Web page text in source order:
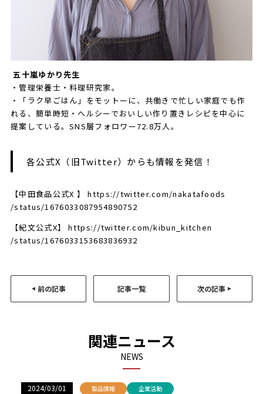
五十嵐ゆかり先生
・管理栄養士・料理研究家。
・「ラク早ごはん」をモットーに、共働きで忙しい家庭でも作
れる、簡単時短・ヘルシーでおいしい作り置きレシピを中心に
提案している。SNS層フォロワー72.8万人。
各公式X（旧Twitter）からも情報を発信！
【中田食品公式X 】https://twitter.com/nakatafoods
/status/1676033087954890752
【紀文公式X】https://twitter.com/kibun_kitchen
/status/1676033153683836932
前の記事 記事一覧 次の記事
関連ニュース
NEWS
2024/03/01 製品情報 企業活動